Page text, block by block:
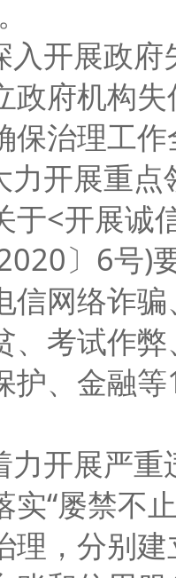
入开展政
政府机构
保治理工作
力开展重
于<开展诚
〕6号)
信网络诈
、考试作
护、金融
力开展严
实“屡禁不
理，分别